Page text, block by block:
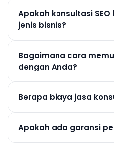
Apakah konsultasi
jenis bisnis?
Bagaimana cara
dengan Anda?
Berapa biaya jasa
Apakah ada garansi